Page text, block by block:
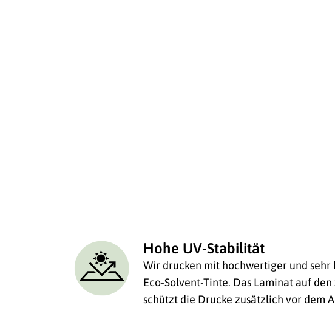
Hohe UV-Stabilität
Wir drucken mit hochwertiger und
Eco-Solvent-Tinte. Das Laminat auf
schützt die Drucke zusätzlich vor dem